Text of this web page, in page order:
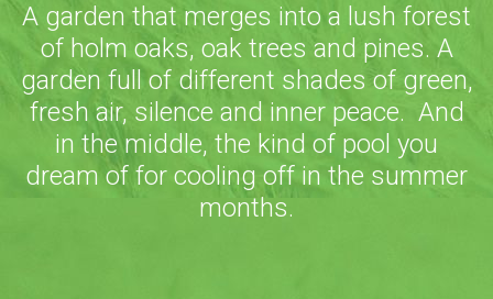
A garden that merges into a lush forest
of holm oaks, oak trees and pines. A
garden full of different shades of green,
fresh air, silence and inner peace. And
in the middle, the kind of pool you
dream of for cooling off in the summer
months.